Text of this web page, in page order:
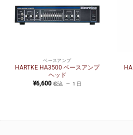
ベースアンプ
HARTKE HA3500 ベースアンプ
ヘッド
¥6,600 税込 1 日